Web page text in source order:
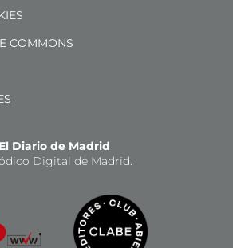
COMMONS
El Diario de Madrid
Digital de Madrid.